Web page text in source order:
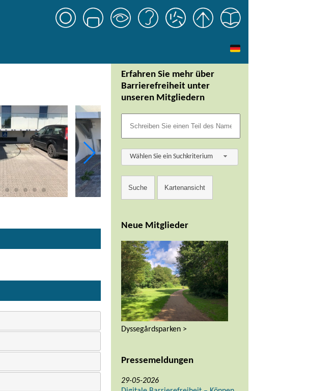
Erfahren Sie mehr über
Barrierefreiheit unter
unseren Mitgliedern
Wählen Sie ein Suchkriterium
Neue Mitglieder
Dyssegårdsparken >
Pressemeldungen
29-05-2026